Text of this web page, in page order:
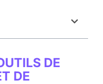
DE
DE